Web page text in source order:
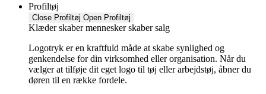
Profiltøj
Close Profiltøj Open Profiltøj
Klæder skaber mennesker skaber salg
Logotryk er en kraftfuld måde at skabe synlighed og
genkendelse for din virksomhed eller organisation. Når du
vælger at tilføje dit eget logo til tøj eller arbejdstøj, åbner du
døren til en række fordele.